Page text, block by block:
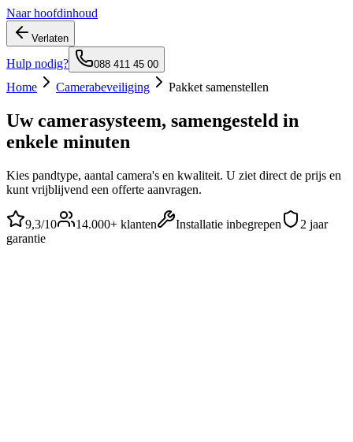
Naar hoofdinhoud
Verlaten
Hulp nodig? 088 411 45 00
Home Camerabeveiliging Pakket samenstellen
Uw camerasysteem, samengesteld in
enkele minuten
Kies pandtype, aantal camera's en kwaliteit. U ziet direct de prijs en
kunt vrijblijvend een offerte aanvragen.
9,3/10 14.000+ klanten Installatie inbegrepen
2 jaar
garantie